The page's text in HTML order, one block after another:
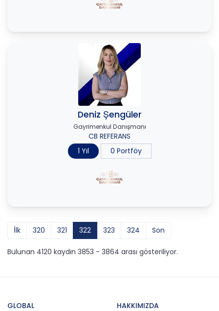
Deniz Şengüler
Gayrimenkul Danışmanı
CB REFERANS
1 Yıl
0 Portföy
İlk 320 321 322 323 324 Son
Bulunan 4120 kaydın 3853 - 3864 arası gösteriliyor.
GLOBAL HAKKIMIZDA